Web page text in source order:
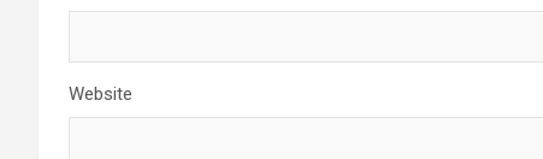
Website